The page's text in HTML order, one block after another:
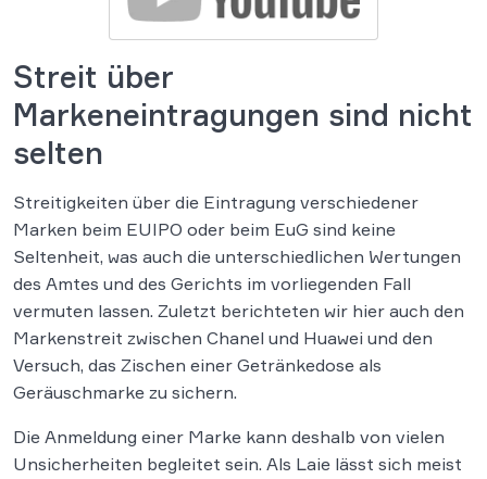
Streit über
Markeneintragungen sind nicht
selten
Streitigkeiten über die Eintragung verschiedener
Marken beim EUIPO oder beim EuG sind keine
Seltenheit, was auch die unterschiedlichen Wertungen
des Amtes und des Gerichts im vorliegenden Fall
vermuten lassen. Zuletzt berichteten wir hier auch den
Markenstreit zwischen Chanel und Huawei und den
Versuch, das Zischen einer Getränkedose als
Geräuschmarke zu sichern.
Die Anmeldung einer Marke kann deshalb von vielen
Unsicherheiten begleitet sein. Als Laie lässt sich meist